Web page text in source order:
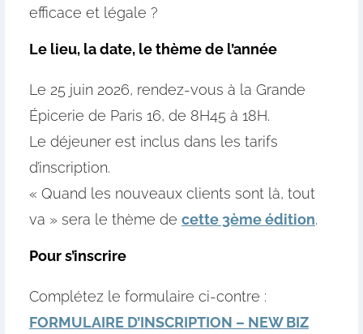
efficace et légale ?
Le lieu, la date, le thème de l’année
Le 25 juin 2026, rendez-vous à la Grande
Épicerie de Paris 16, de 8H45 à 18H.
Le déjeuner est inclus dans les tarifs
d’inscription.
« Quand les nouveaux clients sont là, tout
va » sera le thème de cette 3ème édition.
Pour s’inscrire
Complétez le formulaire ci-contre :
FORMULAIRE D’INSCRIPTION – NEW BIZ